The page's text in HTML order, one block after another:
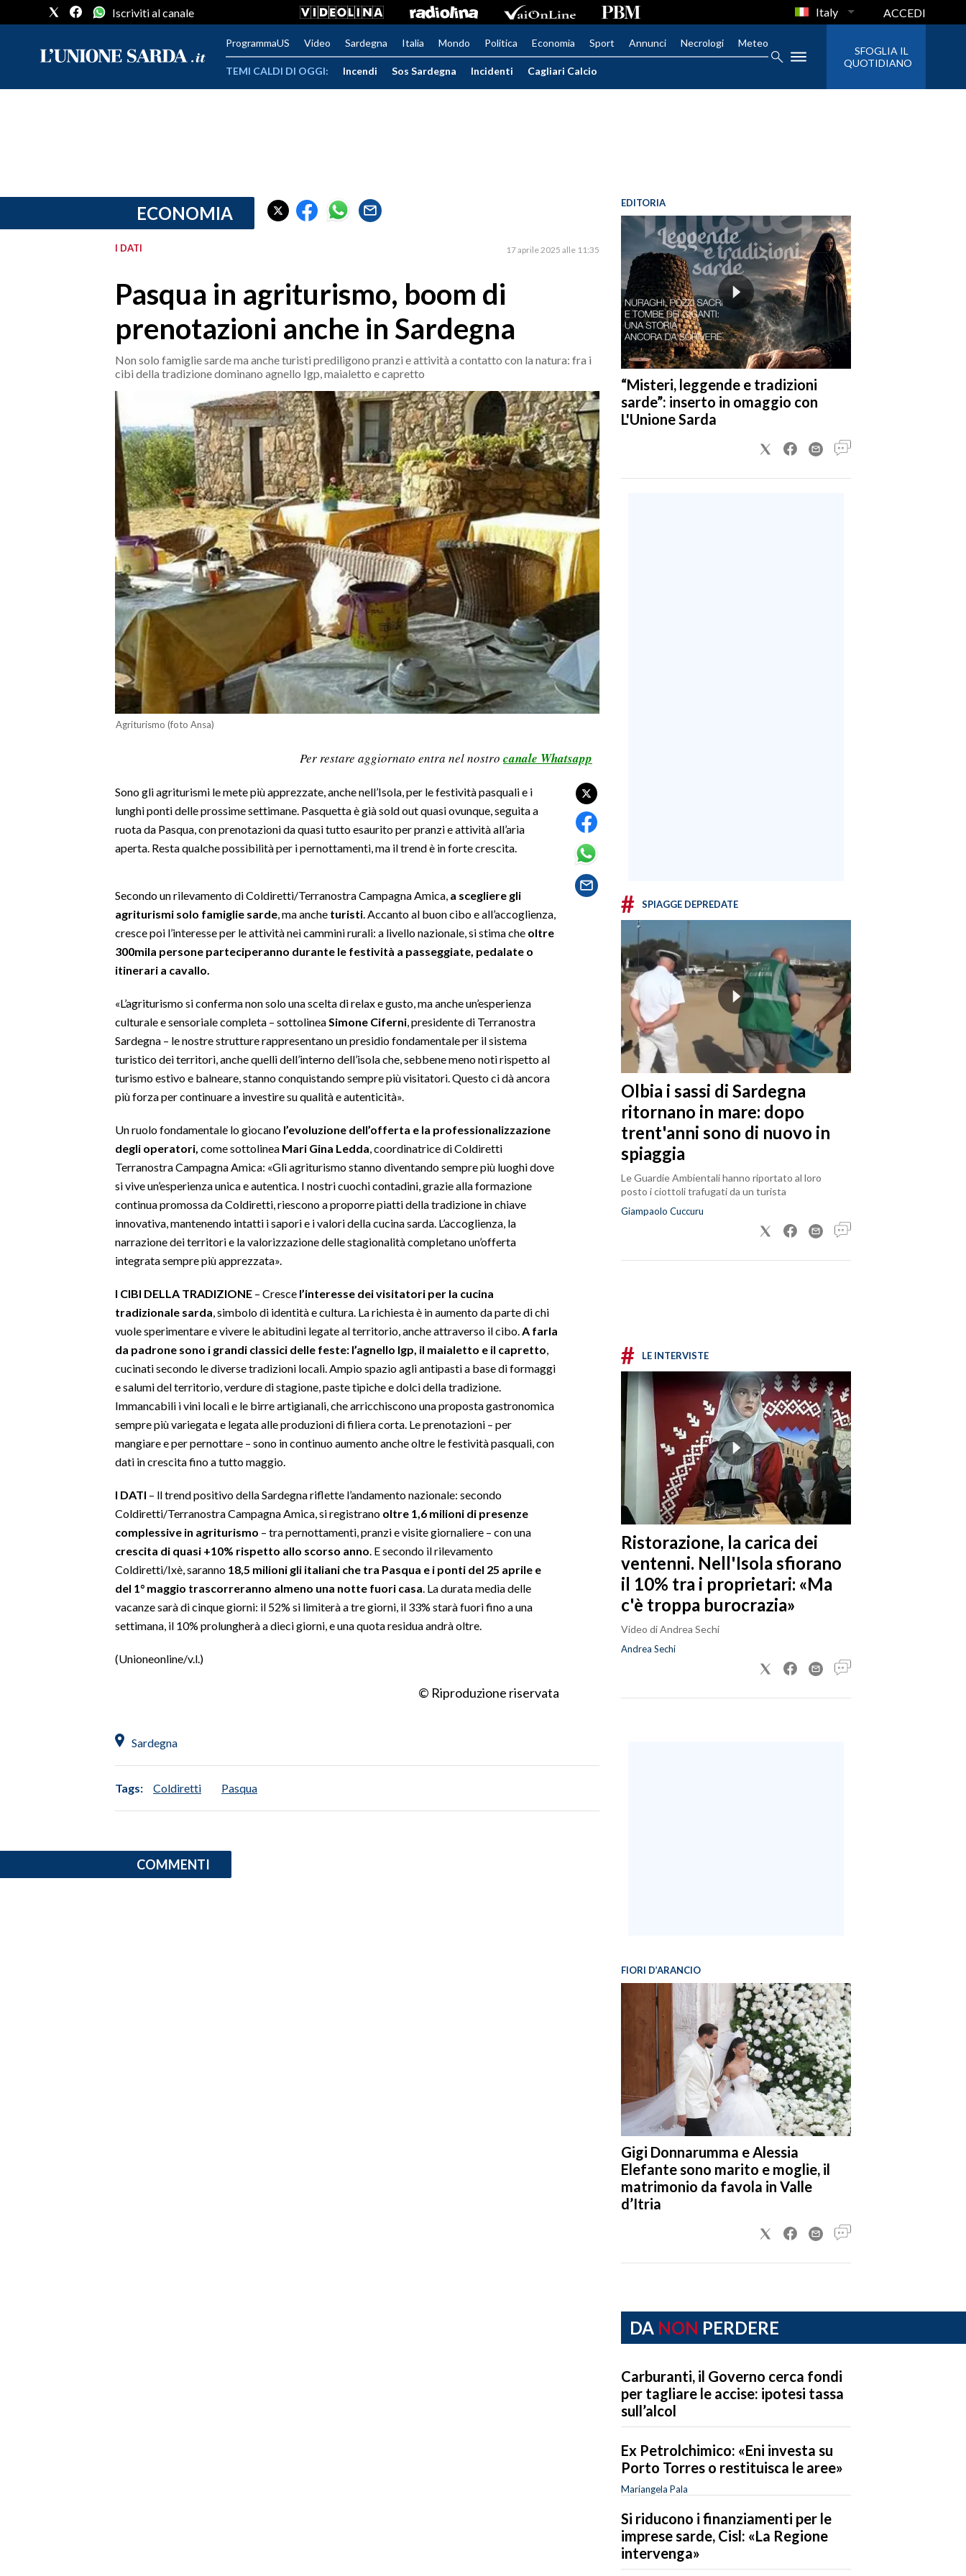
PROVINCIA DI CAGLIARI
SERVIZI ALLE IMPRESE
Iscriviti al canale Italy ACCEDI
ProgrammaUS Video Sardegna Italia Mondo Politica Economia Sport Annunci Necrologi Meteo
TEMI CALDI DI OGGI: Incendi Sos Sardegna Incidenti Cagliari Calcio
SFOGLIA IL
QUOTIDIANO
ECONOMIA
I DATI 17 aprile 2025 alle 11:35
Pasqua in agriturismo, boom di
prenotazioni anche in Sardegna
Non solo famiglie sarde ma anche turisti prediligono pranzi e attività a contatto con la natura: fra i
cibi della tradizione dominano agnello Igp, maialetto e capretto
Agriturismo (foto Ansa)
Per restare aggiornato entra nel nostro canale Whatsapp
Sono gli agriturismi le mete più apprezzate, anche nell’Isola, per le festività pasquali e i
lunghi ponti delle prossime settimane. Pasquetta è già sold out quasi ovunque, seguita a
ruota da Pasqua, con prenotazioni da quasi tutto esaurito per pranzi e attività all’aria
aperta. Resta qualche possibilità per i pernottamenti, ma il trend è in forte crescita.
Secondo un rilevamento di Coldiretti/Terranostra Campagna Amica, a scegliere gli
agriturismi solo famiglie sarde, ma anche turisti. Accanto al buon cibo e all’accoglienza,
cresce poi l’interesse per le attività nei cammini rurali: a livello nazionale, si stima che oltre
300mila persone parteciperanno durante le festività a passeggiate, pedalate o
itinerari a cavallo.
«L’agriturismo si conferma non solo una scelta di relax e gusto, ma anche un’esperienza
culturale e sensoriale completa – sottolineaSimone Ciferni, presidente di Terranostra
Sardegna – le nostre strutture rappresentano un presidio fondamentale per il sistema
turistico dei territori, anche quelli dell’interno dell’isola che, sebbene meno noti rispetto al
turismo estivo e balneare, stanno conquistando sempre più visitatori. Questo ci dà ancora
più forza per continuare a investire su qualità e autenticità».
Un ruolo fondamentale lo giocano l’evoluzione dell’offerta e la professionalizzazione
degli operatori, come sottolinea Mari Gina Ledda, coordinatrice di Coldiretti
Terranostra Campagna Amica: «Gli agriturismo stanno diventando sempre più luoghi dove
si vive un’esperienza unica e autentica. I nostri cuochi contadini, grazie alla formazione
continua promossa da Coldiretti, riescono a proporre piatti della tradizione in chiave
innovativa, mantenendo intatti i sapori e i valori della cucina sarda. L’accoglienza, la
narrazione dei territori e la valorizzazione delle stagionalità completano un’offerta
integrata sempre più apprezzata».
I CIBI DELLA TRADIZIONE – Cresce l’interesse dei visitatori per la cucina
tradizionale sarda, simbolo di identità e cultura. La richiesta è in aumento da parte di chi
vuole sperimentare e vivere le abitudini legate al territorio, anche attraverso il cibo.A farla
da padrone sono i grandi classici delle feste: l’agnello Igp, il maialetto e il capretto,
cucinati secondo le diverse tradizioni locali. Ampio spazio agli antipasti a base di formaggi
e salumi del territorio, verdure di stagione, paste tipiche e dolci della tradizione.
Immancabili i vini locali e le birre artigianali, che arricchiscono una proposta gastronomica
sempre più variegata e legata alle produzioni di filiera corta. Le prenotazioni – per
mangiare e per pernottare – sono in continuo aumento anche oltre le festività pasquali, con
dati in crescita fino a tutto maggio.
I DATI – ll trend positivo della Sardegna riflette l’andamento nazionale: secondo
Coldiretti/Terranostra Campagna Amica, si registrano oltre 1,6 milioni di presenze
complessive in agriturismo – tra pernottamenti, pranzi e visite giornaliere – con una
crescita di quasi +10% rispetto allo scorso anno. E secondo il rilevamento
Coldiretti/Ixè, saranno 18,5 milioni gli italiani che tra Pasqua e i ponti del 25 aprile e
del 1° maggio trascorreranno almeno una notte fuori casa. La durata media delle
vacanze sarà di cinque giorni: il 52% si limiterà a tre giorni, il 33% starà fuori fino a una
settimana, il 10% prolungherà a dieci giorni, e una quota residua andrà oltre.
(Unioneonline/v.l.)
© Riproduzione riservata
Sardegna
Tags: Coldiretti Pasqua
COMMENTI
EDITORIA
“Misteri, leggende e tradizioni
sarde”: inserto in omaggio con
L'Unione Sarda
# SPIAGGE DEPREDATE
Olbia i sassi di Sardegna
ritornano in mare: dopo
trent'anni sono di nuovo in
spiaggia
Le Guardie Ambientali hanno riportato al loro
posto i ciottoli trafugati da un turista
Giampaolo Cuccuru
# LE INTERVISTE
Ristorazione, la carica dei
ventenni. Nell'Isola sfiorano
il 10% tra i proprietari: «Ma
c'è troppa burocrazia»
Video di Andrea Sechi
Andrea Sechi
FIORI D’ARANCIO
Gigi Donnarumma e Alessia
Elefante sono marito e moglie, il
matrimonio da favola in Valle
d’Itria
DA NON PERDERE
Carburanti, il Governo cerca fondi
per tagliare le accise: ipotesi tassa
sull’alcol
Ex Petrolchimico: «Eni investa su
Porto Torres o restituisca le aree»
Mariangela Pala
Si riducono i finanziamenti per le
imprese sarde, Cisl: «La Regione
intervenga»